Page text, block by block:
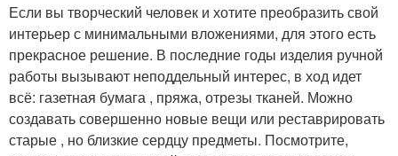
Если вы творческий человек и хотите преобразить свой
интерьер с минимальными вложениями, для этого есть
прекрасное решение. В последние годы изделия ручной
работы вызывают неподдельный интерес, в ход идет
всё: газетная бумага , пряжа, отрезы тканей. Можно
создавать совершенно новые вещи или реставрировать
старые , но близкие сердцу предметы. Посмотрите,